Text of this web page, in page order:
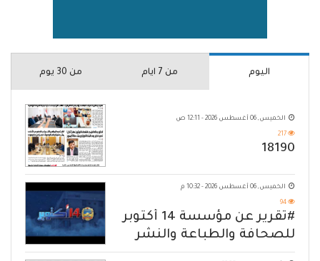
اليوم من 7 ايام من 30 يوم
الخميس, 06 أغسطس 2026 - 12:11 ص
217
18190
الخميس, 06 أغسطس 2026 - 10:32 م
94
#تقرير عن مؤسسة 14 أكتوبر
للصحافة والطباعة والنشر